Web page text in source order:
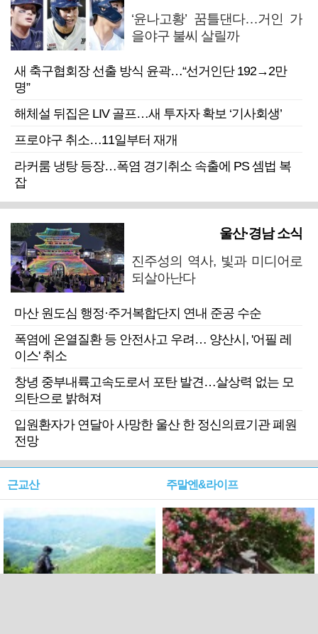
‘윤나고황’ 꿈틀댄다…거인 가
을야구 불씨 살릴까
새 축구협회장 선출 방식 윤곽…“선거인단 192→2만
명”
해체설 뒤집은 LIV 골프…새 투자자 확보 ‘기사회생’
프로야구 취소…11일부터 재개
라커룸 냉탕 등장…폭염 경기취소 속출에 PS 셈법 복
잡
울산·경남 소식
진주성의 역사, 빛과 미디어로
되살아난다
마산 원도심 행정·주거복합단지 연내 준공 수순
폭염에 온열질환 등 안전사고 우려… 양산시, '어필 레
이스' 취소
창녕 중부내륙고속도로서 포탄 발견…살상력 없는 모
의탄으로 밝혀져
입원환자가 연달아 사망한 울산 한 정신의료기관 폐원
전망
근교산 주말엔&라이프